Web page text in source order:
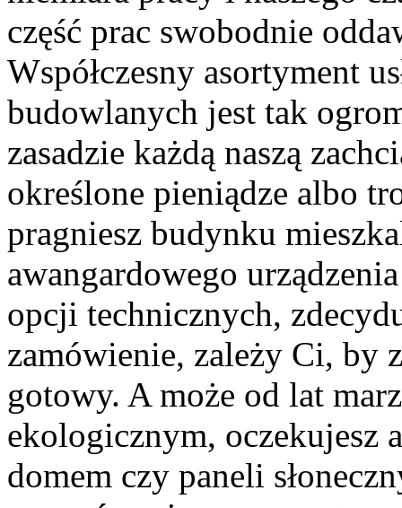
część prac swobodnie
Współczesny asortyment
budowlanych jest tak
zasadzie każdą naszą
określone pieniądze albo
pragniesz budynku
awangardowego
opcji technicznych,
zamówienie, zależy Ci, by
gotowy. A może od lat
ekologicznym, oczekujesz
domem czy paneli